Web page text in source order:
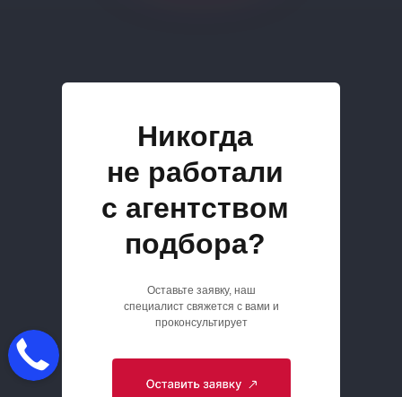
Никогда
не работали
с агентством
подбора?
Оставьте заявку, наш
специалист свяжется с вами и
проконсультирует